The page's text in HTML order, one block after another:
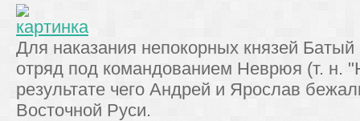
Для наказания непокорных князей
отряд под командованием Неврюя (т. н.
результате чего Андрей и Ярослав
Восточной Руси.